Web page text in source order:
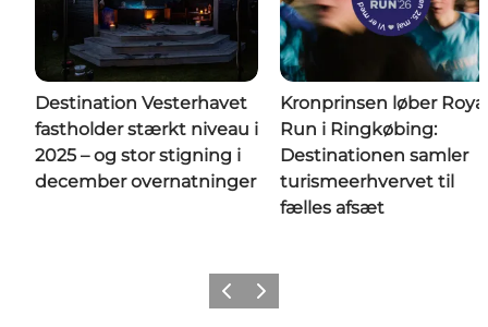
Destination Vesterhavet
fastholder stærkt niveau i
2025 – og stor stigning i
december overnatninger
Kronprinsen løber Royal
Run i Ringkøbing:
Destinationen samler
turismeerhvervet til
fælles afsæt
ForrigeNæste